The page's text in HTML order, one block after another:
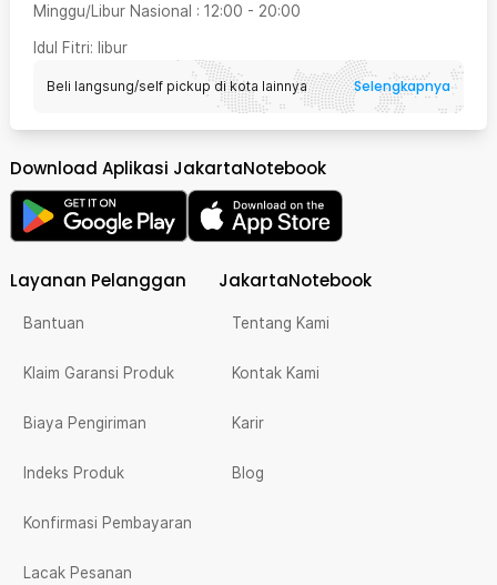
Minggu/Libur Nasional : 12:00 - 20:00
Idul Fitri: libur
Beli langsung/self pickup di kota lainnya Selengkapnya
Download Aplikasi JakartaNotebook
Layanan Pelanggan
Bantuan
Klaim Garansi Produk
Biaya Pengiriman
Indeks Produk
Konfirmasi Pembayaran
Lacak Pesanan
JakartaNotebook
Tentang Kami
Kontak Kami
Karir
Blog